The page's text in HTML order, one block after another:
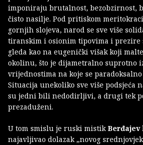
imponiraju brutalnost, bezobzirnost,
čisto nasilje. Pod pritiskom
gornjih slojeva, narod se sve više
tiranskim i osionim tipovima i prezire
gleda kao na eugenički višak koji
okolinu, što je dijametralno suprotno
vrijednostima na koje se
Situacija unekoliko sve više podsjeća
su jedni bili nedodirljivi, a drugi tek
prezaduženi.
U tom smislu je ruski mistikBerđajev
najavljivao dolazak „novog